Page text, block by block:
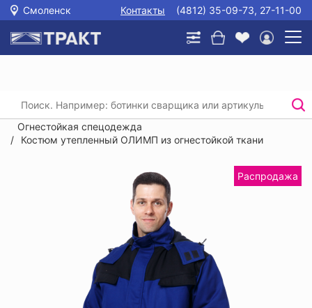
Смоленск Контакты (4812) 35-09-73, 27-11-00
Главная / /
Защита от повышенных температур и сварки.
Огнестойкая спецодежда
/
Костюм утепленный ОЛИМП из огнестойкой ткани
Распродажа